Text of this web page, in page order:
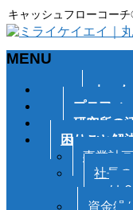
キャッシュフローコー
MENU
ホーム
プロフィ
研究所の
困りごと解
事業計
社長
は？
資金繰